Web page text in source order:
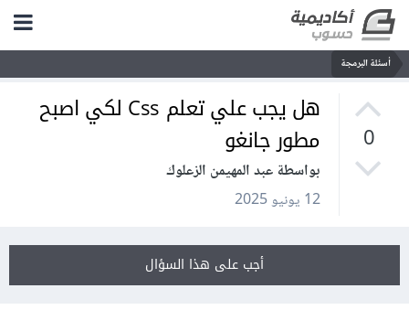
أسئلة البرمجة
0
هل يجب علي تعلم Css لكي اصبح
مطور جانغو
بواسطة عبد المهيمن الزعلوك
12 يونيو 2025
أجب على هذا السؤال